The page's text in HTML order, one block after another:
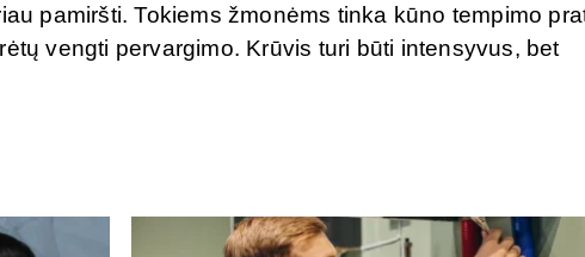
pamiršti. Tokiems žmonėms tinka kūno tempimo
vengti pervargimo. Krūvis turi būti intensyvus, bet